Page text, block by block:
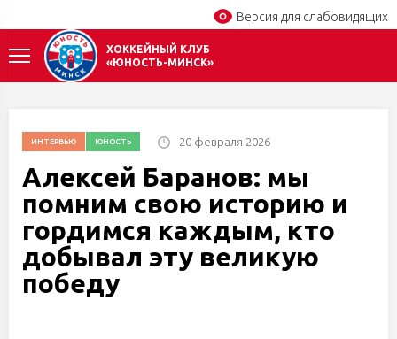
Версия для слабовидящих
ХОККЕЙНЫЙ КЛУБ
«ЮНОСТЬ-МИНСК»
ИНТЕРВЬЮ ЮНОСТЬ 20 февраля 2026
Алексей Баранов: мы
помним свою историю и
гордимся каждым, кто
добывал эту великую
победу